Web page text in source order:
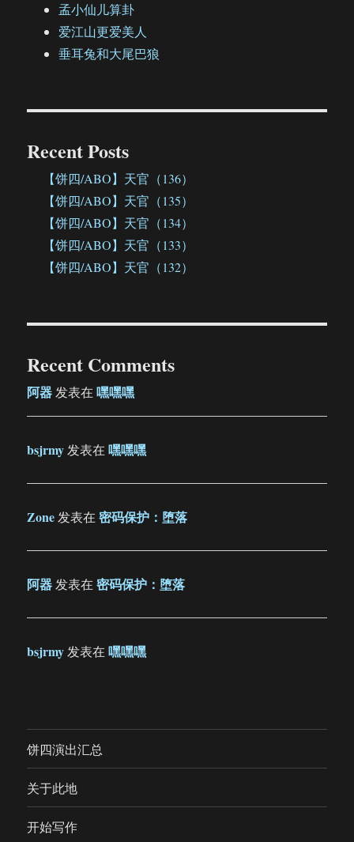
孟小仙儿算卦
爱江山更爱美人
垂耳兔和大尾巴狼
Recent Posts
【饼四/ABO】天官（136）
【饼四/ABO】天官（135）
【饼四/ABO】天官（134）
【饼四/ABO】天官（133）
【饼四/ABO】天官（132）
Recent Comments
阿器发表在嘿嘿嘿
bsjrmy发表在嘿嘿嘿
Zone发表在密码保护：堕落
阿器发表在密码保护：堕落
bsjrmy发表在嘿嘿嘿
饼四演出汇总
关于此地
开始写作